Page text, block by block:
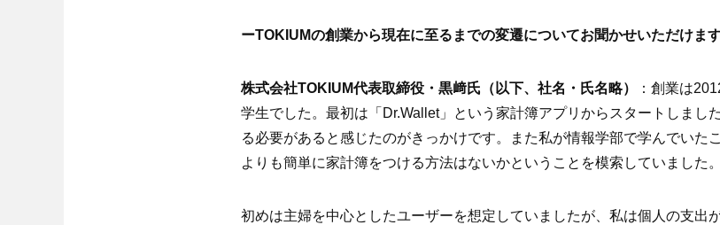
ーTOKIUMの創業から現在に至るまでの変遷についてお聞かせいただけま
株式会社TOKIUM代表取締役・黒﨑氏（以下、社名・氏名略）
：創業は
学生でした。最初は「Dr.Wallet」という家計簿アプリからスタートしまし
る必要があると感じたのがきっかけです。また私が情報学部で学んでいた
よりも簡単に家計簿をつける方法はないかということを模索していました。
初めは主婦を中心としたユーザーを想定していましたが、私は個人の支出